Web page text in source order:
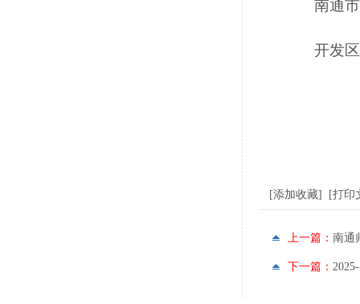
南通
开发
[添加收藏] [打印
上一篇： 南通
下一篇：